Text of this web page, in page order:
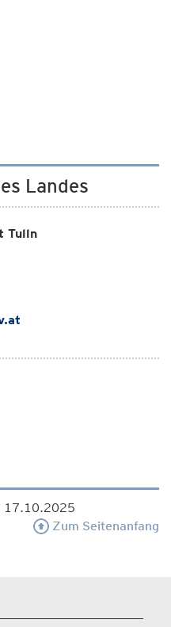
Landes
Tulln
17.10.2025
Zum Seitenanfang